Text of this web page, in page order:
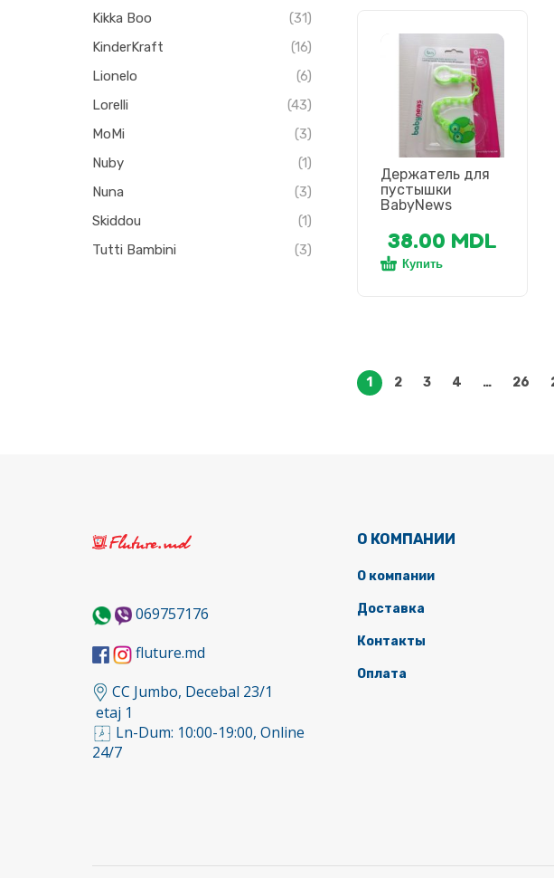
Kikka Boo
(31)
KinderKraft
(16)
Lionelo
(6)
Lorelli
(43)
MoMi
(3)
Nuby
(1)
Nuna
(3)
Skiddou
(1)
Tutti Bambini
(3)
Держатель для
пустышки
BabyNews
38.00 MDL
Купить
1 2 3 4 … 26
069757176
fluture.md
CC Jumbo, Decebal 23/1
etaj 1
Ln-Dum: 10:00-19:00, Online
24/7
О КОМПАНИИ
О компании
Доставка
Контакты
Оплата